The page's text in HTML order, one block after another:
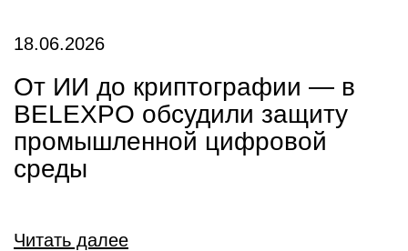
18.06.2026
От ИИ до криптографии — в
BELEXPO обсудили защиту
промышленной цифровой
среды
Читать далее